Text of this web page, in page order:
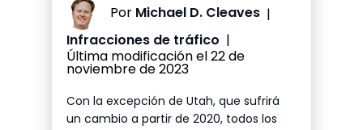
Por Michael D. Cleaves |
Infracciones de tráfico |
Última modificación el 22 de
noviembre de 2023
Con la excepción de Utah, que sufrirá
un cambio a partir de 2020, todos los